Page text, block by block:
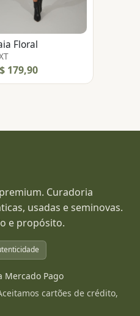
Floral
179,90
Curadoria
usadas e seminovas.
e propósito.
Mercado Pago
cartões de crédito,